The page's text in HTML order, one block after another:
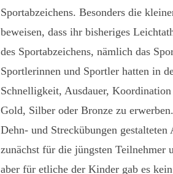
Sportabzeichens. Besonders die
beweisen, dass ihr bisheriges
des Sportabzeichens, nämlich das
Sportlerinnen und Sportler hatten in
Schnelligkeit, Ausdauer,
Gold, Silber oder Bronze zu
Dehn- und Streckübungen
zunächst für die jüngsten Teilnehmer
aber für etliche der Kinder gab es